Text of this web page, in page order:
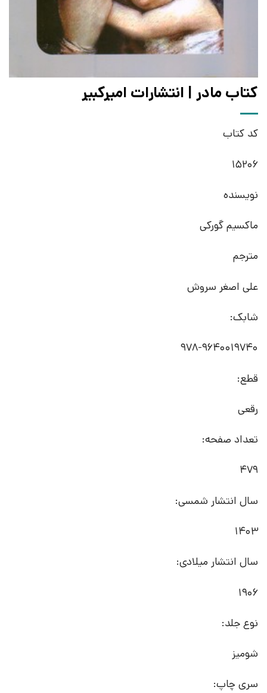
کتاب مادر | انتشارات امیرکبیر
کد کتاب
15206
نویسنده
ماکسیم گورکی
مترجم
علی اصغر سروش
شابک:
978-9640019740
قطع:
رقعی
تعداد صفحه:
479
سال انتشار شمسی:
1403
سال انتشار میلادی:
1906
نوع جلد:
شومیز
سری چاپ: